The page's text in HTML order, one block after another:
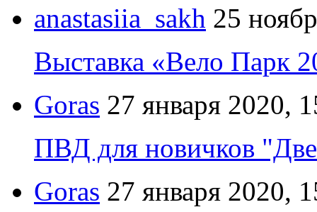
anastasiia_sakh 25
Выставка «Вело Парк
Goras 27 января 2020,
ПВД для новичков
Goras 27 января 2020,